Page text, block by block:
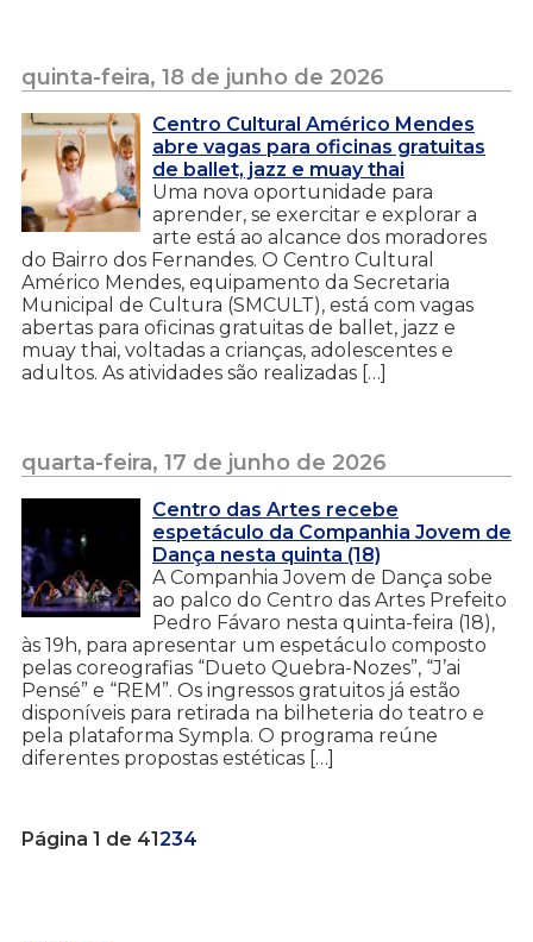
quinta-feira, 18 de junho de 2026
Centro Cultural Américo Mendes
abre vagas para oficinas gratuitas
de ballet, jazz e muay thai
Uma nova oportunidade para
aprender, se exercitar e explorar a
arte está ao alcance dos moradores
do Bairro dos Fernandes. O Centro Cultural
Américo Mendes, equipamento da Secretaria
Municipal de Cultura (SMCULT), está com vagas
abertas para oficinas gratuitas de ballet, jazz e
muay thai, voltadas a crianças, adolescentes e
adultos. As atividades são realizadas […]
quarta-feira, 17 de junho de 2026
Centro das Artes recebe
espetáculo da Companhia Jovem de
Dança nesta quinta (18)
A Companhia Jovem de Dança sobe
ao palco do Centro das Artes Prefeito
Pedro Fávaro nesta quinta-feira (18),
às 19h, para apresentar um espetáculo composto
pelas coreografias “Dueto Quebra-Nozes”, “J’ai
Pensé” e “REM”. Os ingressos gratuitos já estão
disponíveis para retirada na bilheteria do teatro e
pela plataforma Sympla. O programa reúne
diferentes propostas estéticas […]
Página 1 de 41234